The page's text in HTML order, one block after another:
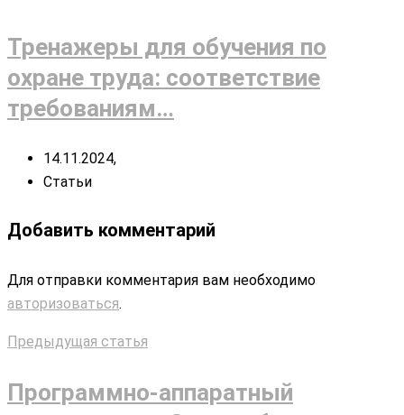
Тренажеры для обучения по
охране труда: соответствие
требованиям…
14.11.2024,
Статьи
Добавить комментарий
Для отправки комментария вам необходимо
авторизоваться.
Предыдущая статья
Программно-аппаратный